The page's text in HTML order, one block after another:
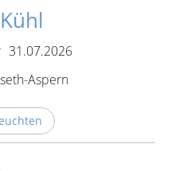
31.07.2026
Aspern